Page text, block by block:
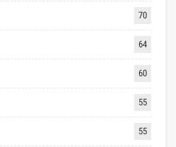
70
64
60
55
55